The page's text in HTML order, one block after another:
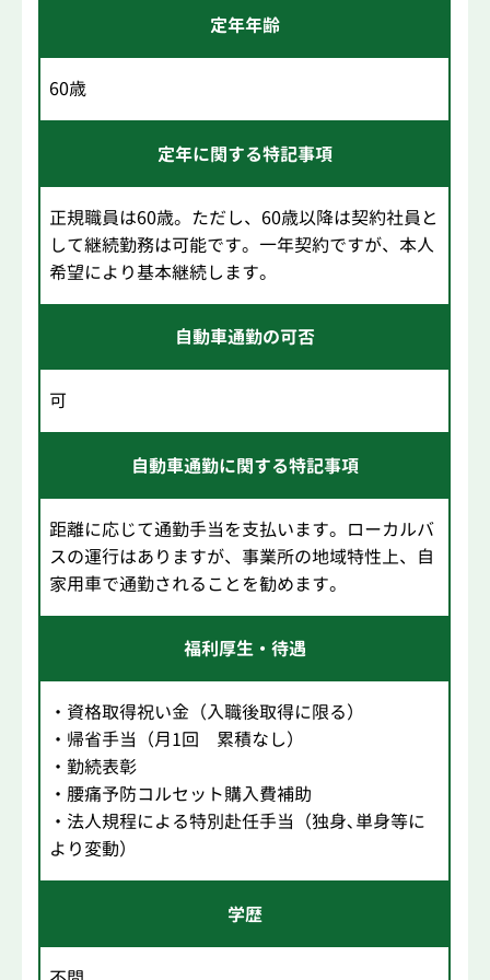
定年年齢
60歳
定年に関する特記事項
正規職員は60歳。ただし、60歳以降は契約社員と
して継続勤務は可能です。一年契約ですが、本人
希望により基本継続します。
自動車通勤の可否
可
自動車通勤に関する特記事項
距離に応じて通勤手当を支払います。ローカルバ
スの運行はありますが、事業所の地域特性上、自
家用車で通勤されることを勧めます。
福利厚生・待遇
・資格取得祝い金（入職後取得に限る）
・帰省手当（月1回 累積なし）
・勤続表彰
・腰痛予防コルセット購入費補助
・法人規程による特別赴任手当（独身､単身等に
より変動）
学歴